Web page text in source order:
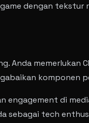
dengan
Anda memerlukan
komponen
engagement di
sebagai tech